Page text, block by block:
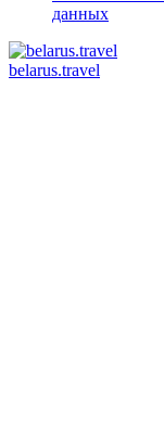
данных
belarus.travel